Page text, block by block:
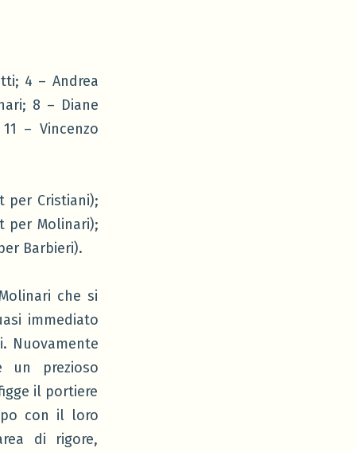
4 – Andrea
8 – Diane
– Vincenzo
per Cristiani);
per Molinari);
Barbieri).
che si
immediato
Nuovamente
un prezioso
il portiere
con il loro
di rigore,